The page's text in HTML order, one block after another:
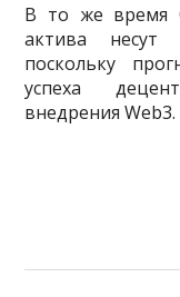
В то же время
актива несут
поскольку
успеха
внедрения Web3.